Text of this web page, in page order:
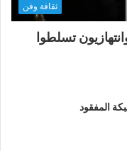
ثقافة وفن
تسلطوا
المفقود